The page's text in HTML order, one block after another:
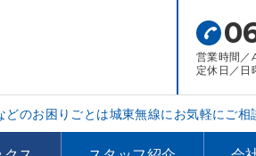
営業時間
定休日／日
のお困りごとは城東無線にお気軽にご相